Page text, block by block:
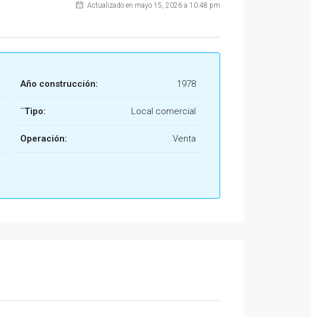
Actualizado en mayo 15, 2026 a 10:48 pm
Año construcción: 1978
¨Tipo: Local comercial
Operación: Venta